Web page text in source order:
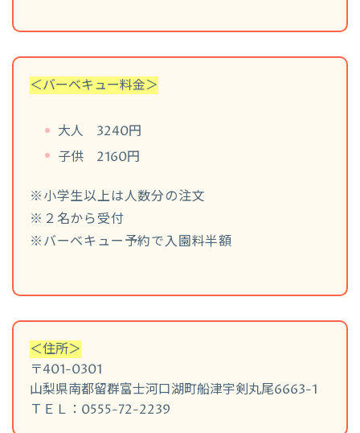
＜バーベキュー料金＞
大人 3240円
子供 2160円
※小学生以上は人数分の注文
※２名から受付
※バーベキュー予約で入園料半額
＜住所＞
〒401-0301
山梨県南都留群富士河口湖町船津宇剣丸尾6663-1
ＴＥＬ：0555-72-2239